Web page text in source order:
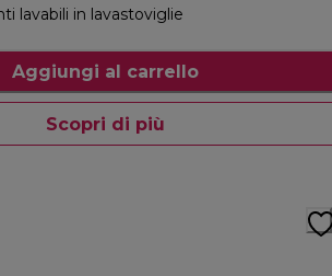
lavabili in lavastoviglie
Aggiungi al carrello
Scopri di più